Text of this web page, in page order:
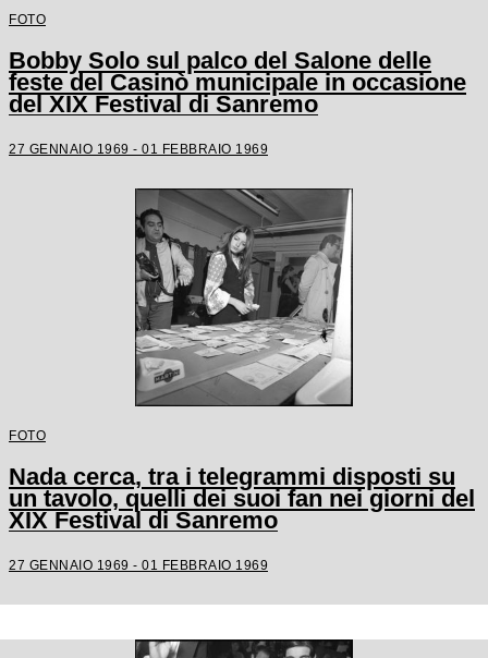
FOTO
Bobby Solo sul palco del Salone delle
feste del Casinò municipale in occasione
del XIX Festival di Sanremo
27 GENNAIO 1969 - 01 FEBBRAIO 1969
FOTO
Nada cerca, tra i telegrammi disposti su
un tavolo, quelli dei suoi fan nei giorni del
XIX Festival di Sanremo
27 GENNAIO 1969 - 01 FEBBRAIO 1969